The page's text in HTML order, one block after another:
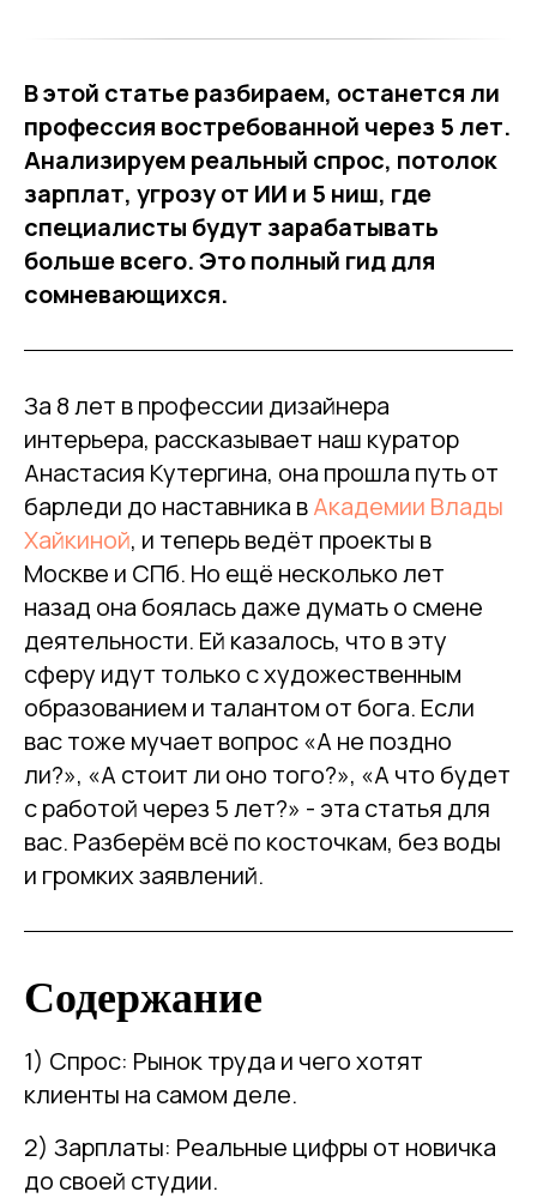
В этой статье разбираем, останется ли
профессия востребованной через 5 лет.
Анализируем реальный спрос, потолок
зарплат, угрозу от ИИ и 5 ниш, где
специалисты будут зарабатывать
больше всего. Это полный гид для
сомневающихся.
За 8 лет в профессии дизайнера
интерьера, рассказывает наш куратор
Анастасия Кутергина, она прошла путь от
барледи до наставника вАкадемии Влады
Хайкиной, и теперь ведёт проекты в
Москве и СПб. Но ещё несколько лет
назад она боялась даже думать о смене
деятельности. Ей казалось, что в эту
сферу идут только с художественным
образованием и талантом от бога. Если
вас тоже мучает вопрос «А не поздно
ли?», «А стоит ли оно того?», «А что будет
с работой через 5 лет?» - эта статья для
вас. Разберём всё по косточкам, без воды
и громких заявлений.
Содержание
1) Спрос: Рынок труда и чего хотят
клиенты на самом деле.
2) Зарплаты: Реальные цифры от новичка
до своей студии.